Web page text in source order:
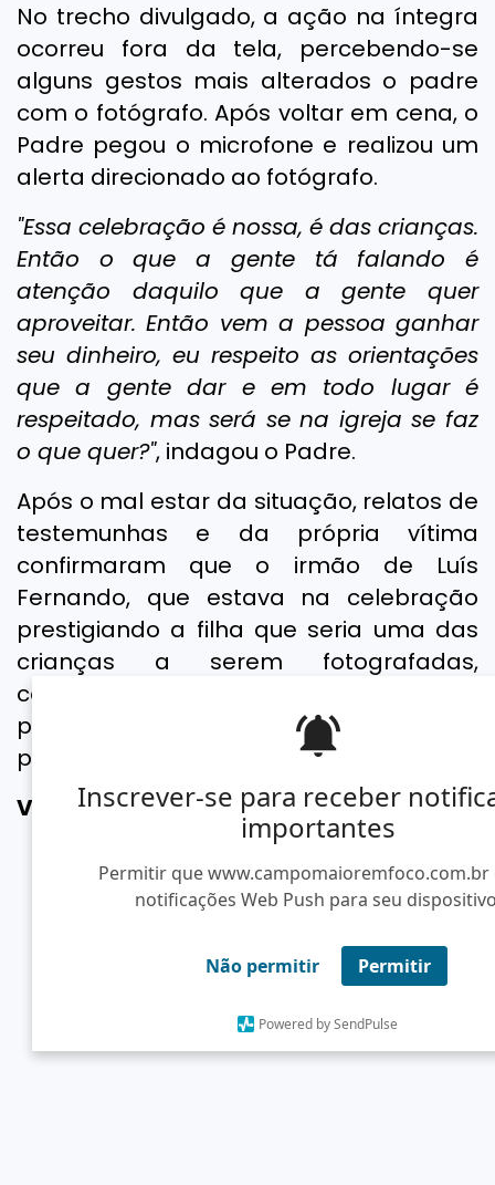
Inscrever-se para receber
importantes
Permitir que www.campomaioremfoco.com.br
notificações Web Push para seu
Não permitir Permitir
Powered by SendPulse
No trecho divulgado, a ação na íntegra
ocorreu fora da tela, percebendo-se
alguns gestos mais alterados o padre
com o fotógrafo. Após voltar em cena, o
Padre pegou o microfone e realizou um
alerta direcionado ao fotógrafo.
"Essa celebração é nossa, é das crianças.
Então o que a gente tá falando é
atenção daquilo que a gente quer
aproveitar. Então vem a pessoa ganhar
seu dinheiro, eu respeito as orientações
que a gente dar e em todo lugar é
respeitado, mas será se na igreja se faz
o que quer?", indagou o Padre.
Após o mal estar da situação, relatos de
testemunhas e da própria vítima
confirmaram que o irmão de Luís
Fernando, que estava na celebração
prestigiando a filha que seria uma das
crianças a serem fotografadas,
começou a passar mal devido
problema cardíacos, sendo retirado as
pressas.
VEJA OS MOMENTOS NA INTEGRA: